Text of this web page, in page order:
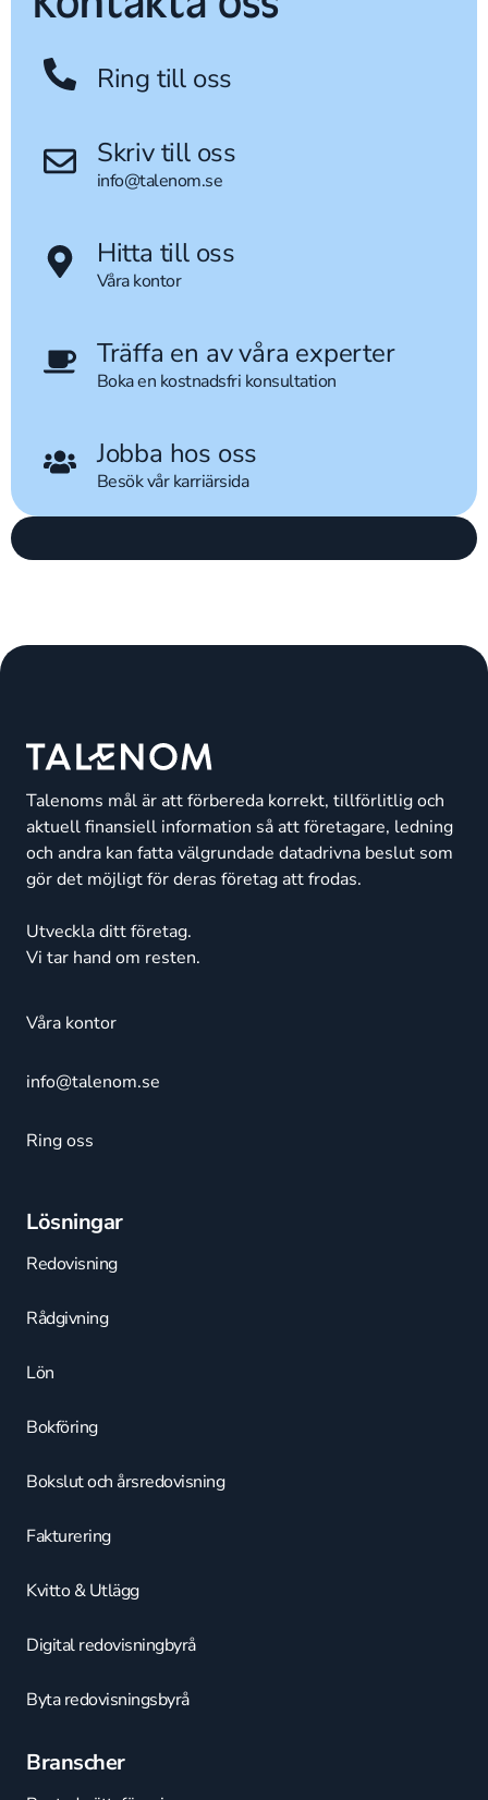
Ring till oss
Skriv till oss
info@talenom.se
Hitta till oss
Våra kontor
Träffa en av våra experter
Boka en kostnadsfri konsultation
Jobba hos oss
Besök vår karriärsida
Talenoms mål är att förbereda korrekt, tillförlitlig och
aktuell finansiell information så att företagare, ledning
och andra kan fatta välgrundade datadrivna beslut som
gör det möjligt för deras företag att frodas.
Utveckla ditt företag.
Vi tar hand om resten.
Våra kontor
info@talenom.se
Ring oss
Lösningar
Redovisning
Rådgivning
Lön
Bokföring
Bokslut och årsredovisning
Fakturering
Kvitto & Utlägg
Digital redovisningbyrå
Byta redovisningsbyrå
Branscher